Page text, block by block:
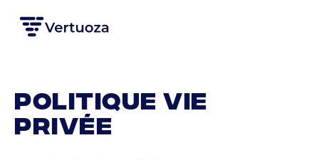
Politique vie
privée